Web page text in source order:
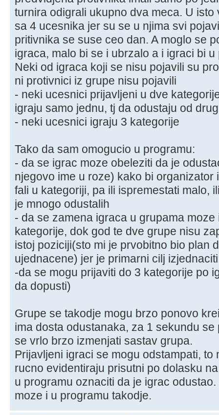
turnira odigrali ukupno dva meca. U
sa 4 ucesnika jer su se u njima svi
pritivnika se suse ceo dan. A moglo se
igraca, malo bi se i ubrzalo a i igraci bi
Neki od igraca koji se nisu pojavili su
ni protivnici iz grupe nisu pojavili
- neki ucesnici prijavljeni u dve
igraju samo jednu, tj da odustaju od
- neki ucesnici igraju 3 kategorije
Tako da sam omogucio u programu:
- da se igrac moze obeleziti da je
njegovo ime u roze) kako bi organizator
fali u kategoriji, pa ili ispremestati malo,
je mnogo odustalih
- da se zamena igraca u grupama
kategorije, dok god te dve grupe nisu
istoj poziciji(sto mi je prvobitno bio plan
ujednacene) jer je primarni cilj
-da se mogu prijaviti do 3 kategorije po
da dopusti)
Grupe se takodje mogu brzo ponovo
ima dosta odustanaka, za 1 sekundu
se vrlo brzo izmenjati sastav grupa.
Prijavljeni igraci se mogu odstampati,
rucno evidentiraju prisutni po dolasku
u programu oznaciti da je igrac
moze i u programu takodje.